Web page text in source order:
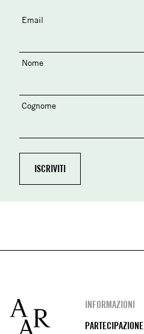
Email
Nome
Cognome
Footer
INFORMAZIONI
PARTECIPAZIONE